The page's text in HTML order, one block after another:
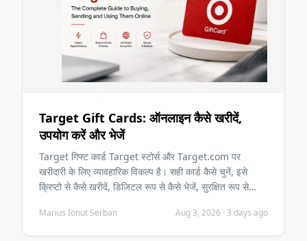
Target Gift Cards: ऑनलाइन कैसे खरीदें,
उपयोग करें और भेजें
Target गिफ्ट कार्ड Target स्टोर्स और Target.com पर
खरीदारी के लिए व्यावहारिक विकल्प है। सही कार्ड कैसे चुनें, इसे
क्रिप्टो से कैसे खरीदें, डिजिटल रूप से कैसे भेजें, सुरक्षित रूप से
Marius Ionut Serban Aug 3, 2026 · 3 days ago